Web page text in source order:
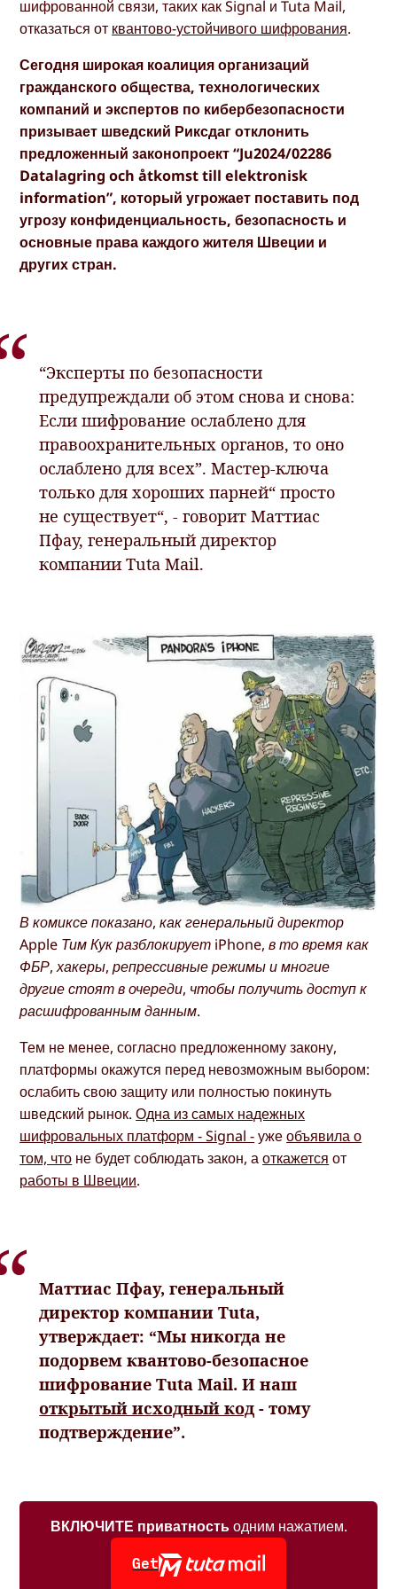
шифрованной связи, таких как Signal и Tuta Mail,
отказаться от квантово-устойчивого шифрования.
Сегодня широкая коалиция организаций
гражданского общества, технологических
компаний и экспертов по кибербезопасности
призывает шведский Риксдаг отклонить
предложенный законопроект “Ju2024/02286
Datalagring och åtkomst till elektronisk
information”, который угрожает поставить под
угрозу конфиденциальность, безопасность и
основные права каждого жителя Швеции и
других стран.
“Эксперты по безопасности
предупреждали об этом снова и снова:
Если шифрование ослаблено для
правоохранительных органов, то оно
ослаблено для всех”. Мастер-ключа
только для хороших парней“ просто
не существует“, - говорит Маттиас
Пфау, генеральный директор
компании Tuta Mail.
В комиксе показано, как генеральный директор
Apple Тим Кук разблокирует iPhone, в то время как
ФБР, хакеры, репрессивные режимы и многие
другие стоят в очереди, чтобы получить доступ к
расшифрованным данным.
Тем не менее, согласно предложенному закону,
платформы окажутся перед невозможным выбором:
ослабить свою защиту или полностью покинуть
шведский рынок.Одна из самых надежных
шифровальных платформ - Signal -ужеобъявила о
том, что не будет соблюдать закон, аоткажется от
работы в Швеции.
Маттиас Пфау, генеральный
директор компании Tuta,
утверждает: “Мы никогда не
подорвем квантово-безопасное
шифрование Tuta Mail. И наш
открытый исходный код - тому
подтверждение”.
ВКЛЮЧИТЕ приватностьодним нажатием.
Get